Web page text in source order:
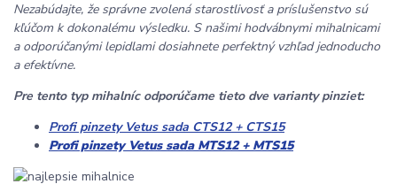
Nezabúdajte, že správne zvolená starostlivosť a príslušenstvo sú
kľúčom k dokonalému výsledku. S našimi hodvábnymi mihalnicami
a odporúčanými lepidlami dosiahnete perfektný vzhľad jednoducho
a efektívne.
Pre tento typ mihalníc odporúčame tieto dve varianty pinziet:
Profi pinzety Vetus sada CTS12 + CTS15
Profi pinzety Vetus sada MTS12 + MTS15